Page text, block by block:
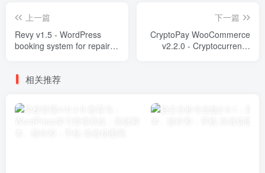
上一篇
Revy v1.5 - WordPress
booking system for repair
下一篇
CryptoPay WooCommerce
v2.2.0 - Cryptocurrency
相关推荐